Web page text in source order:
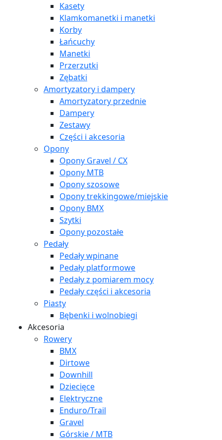
Kasety
Klamkomanetki i manetki
Korby
Łańcuchy
Manetki
Przerzutki
Zębatki
Amortyzatory i dampery
Amortyzatory przednie
Dampery
Zestawy
Części i akcesoria
Opony
Opony Gravel / CX
Opony MTB
Opony szosowe
Opony trekkingowe/miejskie
Opony BMX
Szytki
Opony pozostałe
Pedały
Pedały wpinane
Pedały platformowe
Pedały z pomiarem mocy
Pedały części i akcesoria
Piasty
Bębenki i wolnobiegi
Akcesoria
Rowery
BMX
Dirtowe
Downhill
Dziecięce
Elektryczne
Enduro/Trail
Gravel
Górskie / MTB